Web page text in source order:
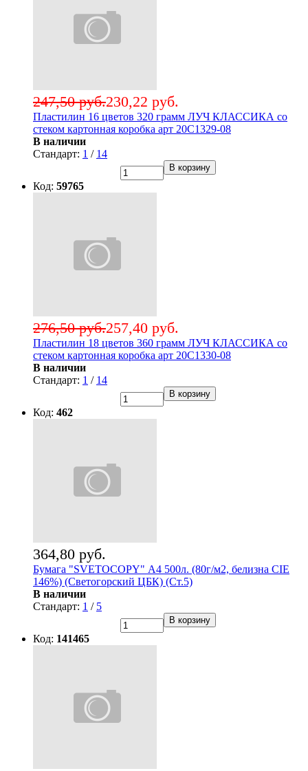
230,22 руб.
247,50 руб.
Пластилин 16 цветов 320 грамм ЛУЧ КЛАССИКА со
стеком картонная коробка арт 20С1329-08
В наличии
Стандарт: 1 / 14
В корзину
Код: 59765
257,40 руб.
276,50 руб.
Пластилин 18 цветов 360 грамм ЛУЧ КЛАССИКА со
стеком картонная коробка арт 20С1330-08
В наличии
Стандарт: 1 / 14
В корзину
Код: 462
364,80 руб.
Бумага "SVETOCOPY" А4 500л. (80г/м2, белизна CIE
146%) (Светогорский ЦБК) (Ст.5)
В наличии
Стандарт: 1 / 5
В корзину
Код: 141465